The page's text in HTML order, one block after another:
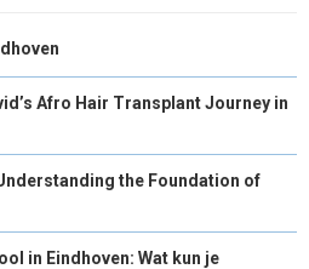
Afro Hair Transplant Journey in
the Foundation of
in Eindhoven: Wat kun je